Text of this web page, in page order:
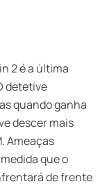
2 é a última
detetive
quando ganha
descer mais
Ameaças
que o
de frente